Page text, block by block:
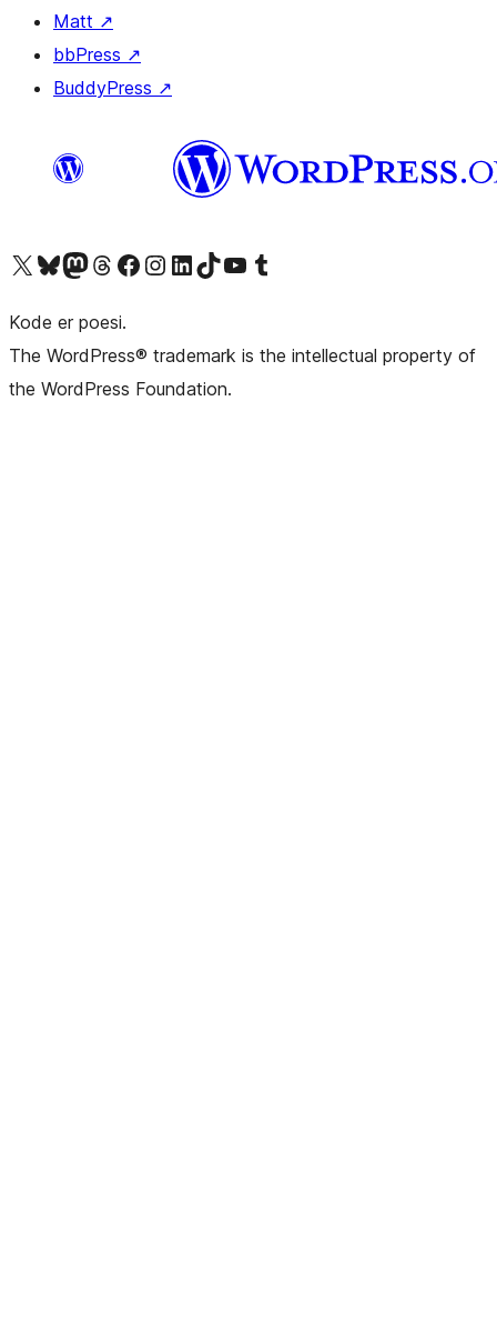
Matt ↗
bbPress ↗
BuddyPress ↗
Besøk vår konto på X Visit our Bluesky account
Besøk vår Mastodon-konto
Visit our Threads account
Besøk vår Facebook-sideBesøk vår Instagram-konto
Besøk vår LinkedIn-konto
Visit our TikTok account
Visit our YouTube channel
Visit our Tumblr account
Kode er poesi.
The WordPress® trademark is the intellectual property of
the WordPress Foundation.